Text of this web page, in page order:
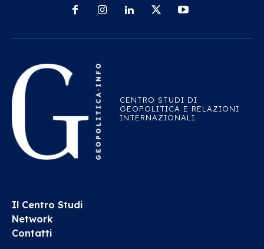
CENTRO STUDI DI
GEOPOLITICA E RELAZIONI
INTERNAZIONALI
Il Centro Studi
Network
Contatti